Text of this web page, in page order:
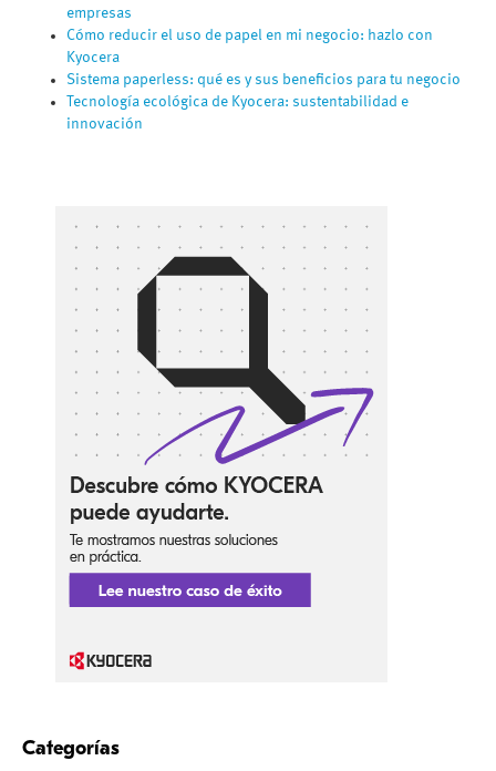
empresas
Cómo reducir el uso de papel en mi negocio: hazlo con
Kyocera
Sistema paperless: qué es y sus beneficios para tu negocio
Tecnología ecológica de Kyocera: sustentabilidad e
innovación
Categorías